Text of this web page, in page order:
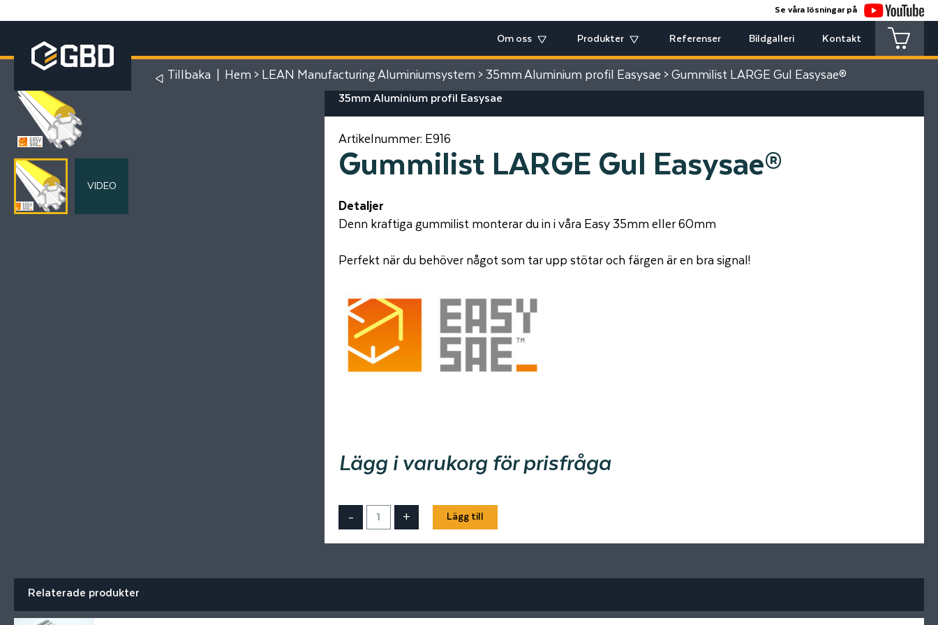
Se våra lösningar på
Om oss Produkter Referenser Bildgalleri Kontakt
Tillbaka Hem > LEAN Manufacturing Aluminiumsystem > 35mm Aluminium profil Easysae > Gummilist LARGE Gul Easysae®
VIDEO
35mm Aluminium profil Easysae
Artikelnummer: E916
Gummilist LARGE Gul Easysae®
Detaljer
Denn kraftiga gummilist monterar du in i våra Easy 35mm eller 60mm
Perfekt när du behöver något som tar upp stötar och färgen är en bra signal!
Lägg i varukorg för prisfråga
- + Lägg till
Relaterade produkter